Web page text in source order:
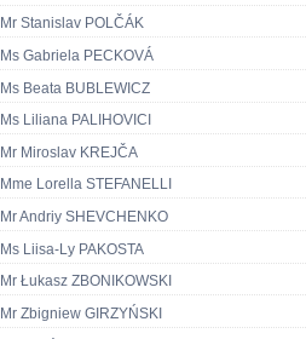
Mr Stanislav POLČÁK
Ms Gabriela PECKOVÁ
Ms Beata BUBLEWICZ
Ms Liliana PALIHOVICI
Mr Miroslav KREJČA
Mme Lorella STEFANELLI
Mr Andriy SHEVCHENKO
Ms Liisa-Ly PAKOSTA
Mr Łukasz ZBONIKOWSKI
Mr Zbigniew GIRZYŃSKI